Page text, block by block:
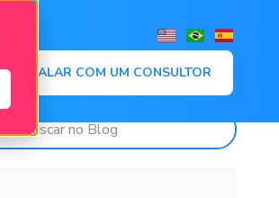
FALAR COM UM CONSULTOR